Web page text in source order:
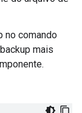
no comando
mais